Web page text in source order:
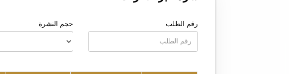
رقم الطلب حجم النشرة